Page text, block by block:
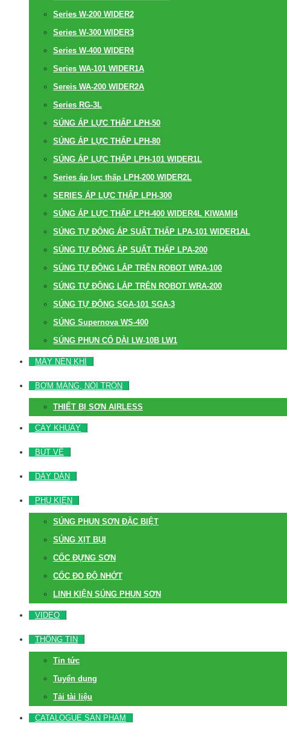
Series W-200 WIDER2
Series W-300 WIDER3
Series W-400 WIDER4
Series WA-101 WIDER1A
Sereis WA-200 WIDER2A
Series RG-3L
SÚNG ÁP LỰC THẤP LPH-50
SÚNG ÁP LỰC THẤP LPH-80
SÚNG ÁP LỰC THẤP LPH-101 WIDER1L
Series áp lực thấp LPH-200 WIDER2L
SERIES ÁP LỰC THẤP LPH-300
SÚNG ÁP LỰC THẤP LPH-400 WIDER4L KIWAMI4
SÚNG TỰ ĐỘNG ÁP SUẤT THẤP LPA-101 WIDER1AL
SÚNG TỰ ĐỘNG ÁP SUẤT THẤP LPA-200
SÚNG TỰ ĐỘNG LẮP TRÊN ROBOT WRA-100
SÚNG TỰ ĐỘNG LẮP TRÊN ROBOT WRA-200
SÚNG TỰ ĐỘNG SGA-101 SGA-3
SÚNG Supernova WS-400
SÚNG PHUN CỔ DÀI LW-10B LW1
MÁY NÉN KHÍ
BƠM MÀNG, NỒI TRỘN
THIẾT BỊ SƠN AIRLESS
CÂY KHUẤY
BÚT VẼ
DÂY DẪN
PHỤ KIỆN
SÚNG PHUN SƠN ĐẶC BIỆT
SÚNG XỊT BỤI
CỐC ĐỰNG SƠN
CỐC ĐO ĐỘ NHỚT
LINH KIỆN SÚNG PHUN SƠN
VIDEO
THÔNG TIN
Tin tức
Tuyển dụng
Tải tài liệu
CATALOGUE SẢN PHẨM